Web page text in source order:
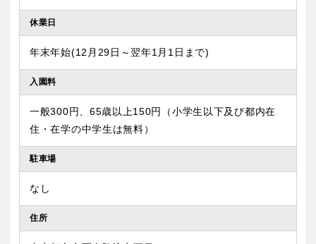
休業日
年末年始(12月29日～翌年1月1日まで)
入園料
一般300円、65歳以上150円（小学生以下及び都内在
住・在学の中学生は無料）
駐車場
なし
住所